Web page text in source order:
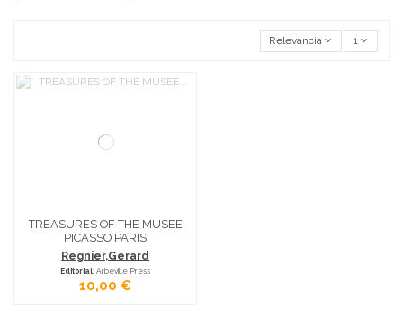
Relevancia 1
TREASURES OF THE MUSEE
PICASSO PARIS
Regnier,Gerard
Editorial: Arbeville Press
10,00 €